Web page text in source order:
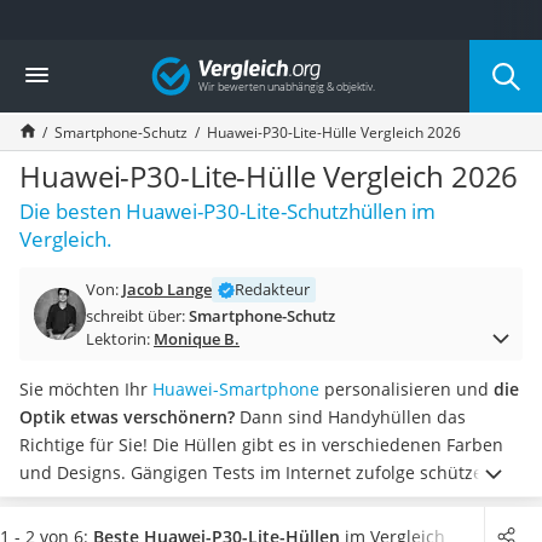
Die beliebtesten Vergleiche nach Kategorie
Elektronik
Powerstation
Monitor 32 Zoll 4K
Fernseher
Drucker
Desktop-PC
Monitor
Laser-Multifunktionsdrucker
Powerline-Adapter
Gaming-PC
Soundbar
17-Zoll-Laptop
Satellitenschüssel
Gaming-Headset
Schnurloses Telefon
Vergleich
Smartphone-Schutz Huawei-P30-Lite-Hülle Vergleich 2026
Huawei-P30-Lite-Hülle Vergleich 2026
Die besten Huawei-P30-Lite-Schutzhüllen im
Vergleich.
Von: Jacob Lange
Redakteur
schreibt über:Smartphone-Schutz
Lektorin: Monique B.
Sie möchten Ihr Huawei-Smartphone personalisieren und die
Optik etwas verschönern? Dann sind Handyhüllen das
Richtige für Sie! Die Hüllen gibt es in verschiedenen Farben
und Designs. Gängigen Tests im Internet zufolge schützen
Handyhüllen Ihr Smartphone zudemvor Staub, Kratzern und
weiteren Beschädigungen. Mit einer Flipcase-Hülle können
1 - 2 von 6: Beste Huawei-P30-Lite-Hüllen im Vergleich